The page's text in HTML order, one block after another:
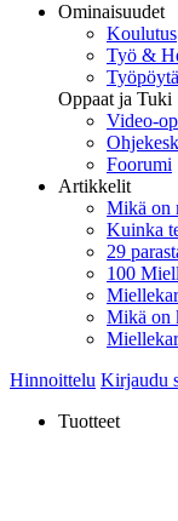
Ominaisuudet
Koulutus
Työ &
Työpöytä
Oppaat ja Tuki
Video-
Foorumi
Artikkelit
Mikä on
Kuinka
29
100
Mikä on
Hinnoittelu Kirjaudu
Tuotteet